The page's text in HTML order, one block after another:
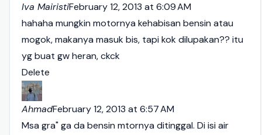
Iva MairistiFebruary 12, 2013 at 6:09 AM
hahaha mungkin motornya kehabisan bensin atau
mogok, makanya masuk bis, tapi kok dilupakan?? itu
yg buat gw heran, ckck
Delete
AhmadFebruary 12, 2013 at 6:57 AM
Msa gra" ga da bensin mtornya ditinggal. Di isi air